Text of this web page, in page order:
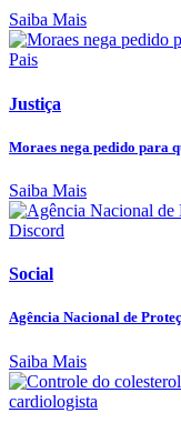
Saiba Mais
Justiça
Moraes nega pedido para
Saiba Mais
Social
Agência Nacional de
Saiba Mais